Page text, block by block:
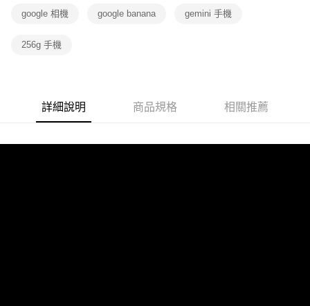
google 相機 google banana gemini 手機
256g 手機
詳細說明 商品規格 相關推薦